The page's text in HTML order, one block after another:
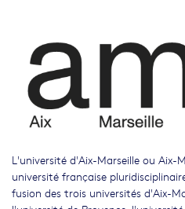
L'université d'Aix-Marseille ou Aix-
université française
fusion des trois universités d'Aix-